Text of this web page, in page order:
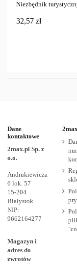
Niezbędnik
32,57 zł
Dane
kontaktowe
2max.pl Sp. z
o.o.
Andrukiewicza
6 lok. 57
15-204
Białystok
NIP:
9662164277
Magazyn i
adres do
zwrotów